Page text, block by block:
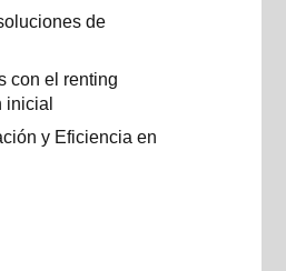
de
con el renting
inicial
y Eficiencia en